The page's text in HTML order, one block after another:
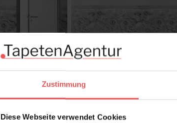
Zustimmung
Diese Webseite verwendet Cookies